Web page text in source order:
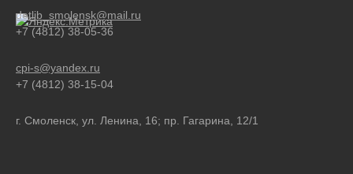
detlib_smolensk@mail.ru
+7 (4812) 38-05-36
cpi-s@yandex.ru
+7 (4812) 38-15-04
г. Смоленск, ул. Ленина, 16; пр. Гагарина, 12/1